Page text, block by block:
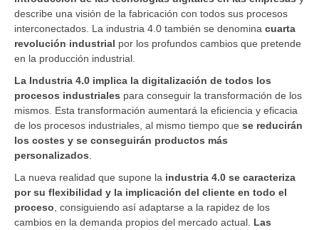
describe una visión de la fabricación con todos sus procesos
interconectados. La industria 4.0 también se denomina cuarta
revolución industrial por los profundos cambios que pretende
en la producción industrial.
La Industria 4.0 implica la digitalización de todos los
procesos industriales para conseguir la transformación de los
mismos. Esta transformación aumentará la eficiencia y eficacia
de los procesos industriales, al mismo tiempo que se reducirán
los costes y se conseguirán productos más
personalizados
La nueva realidad que supone la industria 4.0 se caracteriza
por su flexibilidad y la implicación del cliente en todo el
proceso , consiguiendo así adaptarse a la rapidez de los
cambios en la demanda propios del mercado actual. Las